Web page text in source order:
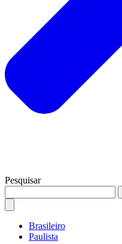
Pesquisar
Brasileiro
Paulista